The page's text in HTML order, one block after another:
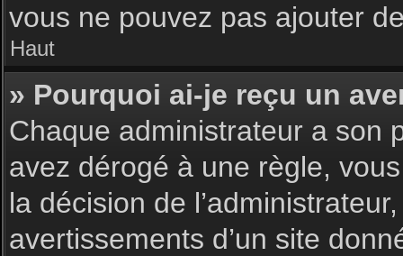
vous ne pouvez pas ajouter
Haut
» Pourquoi ai-je reçu un
Chaque administrateur a son
avez dérogé à une règle,
la décision de
avertissements d’un site